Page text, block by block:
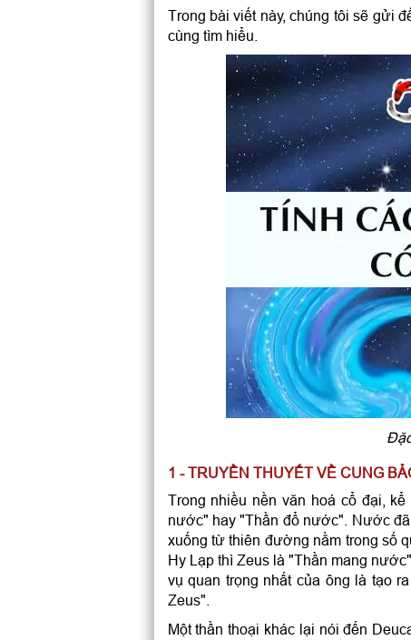
Trong bài viết này, chúng tôi sẽ gửi
cùng tìm hiểu.
1 - TRUYỀN THUYẾT VỀ CUNG
Trong nhiều nền văn hoá cổ đại,
nước" hay "Thần đổ nước". Nước
xuống từ thiên đường nằm trong số
Hy Lạp thì Zeus là "Thần mang
vụ quan trọng nhất của ông là tạo
Zeus".
Một thần thoại khác lại nói đến